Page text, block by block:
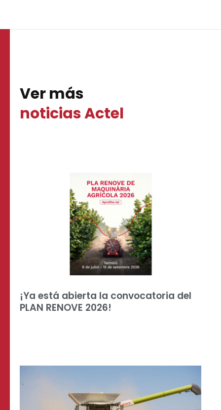
Ver más
noticias Actel
¡Ya está abierta la convocatoria del
PLAN RENOVE 2026!